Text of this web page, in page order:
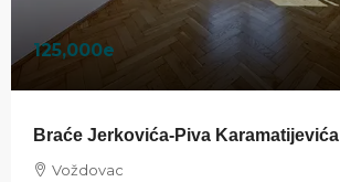
125,000e
Braće Jerkovića-Piva Karamatijevića
Voždovac